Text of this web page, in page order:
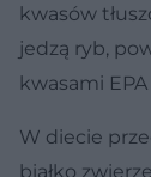
kwasów
jedzą ryb,
kwasami EPA
W diecie
białko